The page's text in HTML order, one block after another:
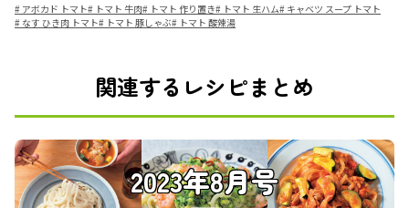
# アボカド トマト# トマト 牛肉# トマト 作り置き# トマト 生ハム# キャベツ スープ トマト
# なす ひき肉 トマト# トマト 豚しゃぶ# トマト 酸辣湯
関連するレシピまとめ
2023年8月号